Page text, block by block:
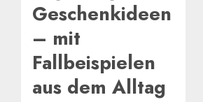
Geschenkideen
– mit
Fallbeispielen
aus dem Alltag